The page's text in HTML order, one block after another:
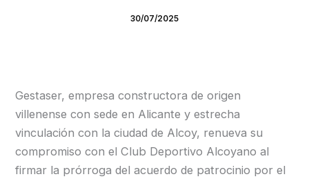
30/07/2025
Gestaser, empresa constructora de origen
villenense con sede en Alicante y estrecha
vinculación con la ciudad de Alcoy, renueva su
compromiso con el Club Deportivo Alcoyano al
firmar la prórroga del acuerdo de patrocinio por el